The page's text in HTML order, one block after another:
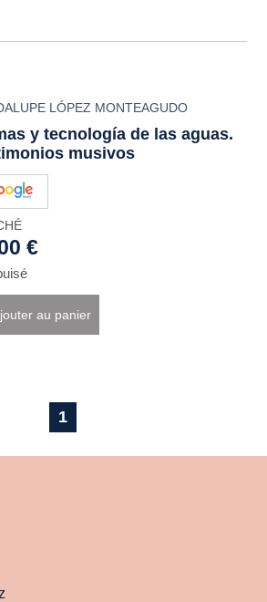
LÓPEZ MONTEAGUDO
y tecnología de las aguas.
musivos
€
au panier
1